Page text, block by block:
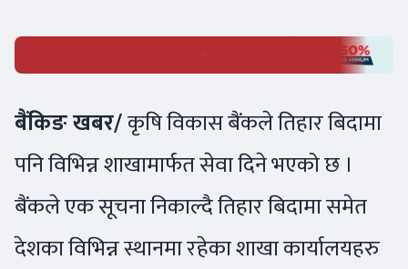
बैंकिङ खबर/कृषि विकास बैंकले तिहार बिदामा
पनि विभिन्न शाखामार्फत सेवा दिने भएको छ ।
बैंकले एक सूचना निकाल्दै तिहार बिदामा समेत
देशका विभिन्न स्थानमा रहेका शाखा कार्यालयहरु